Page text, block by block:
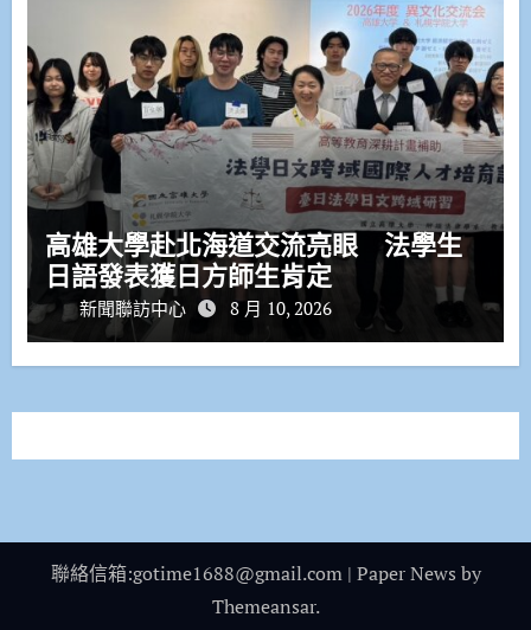
高雄大學赴北海道交流亮眼 法學生
日語發表獲日方師生肯定
新聞聯訪中心 8 月 10, 2026
聯絡信箱:gotime1688@gmail.com | Paper News by
Themeansar.